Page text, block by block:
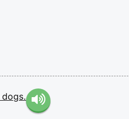
dogs.